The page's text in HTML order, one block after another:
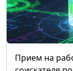
Прием на